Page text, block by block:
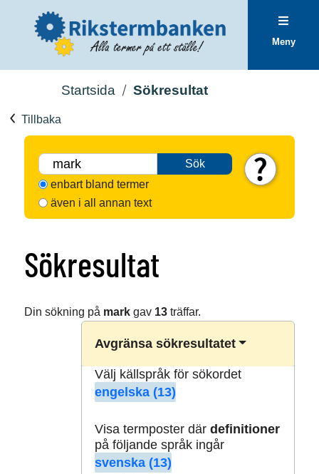
Meny
Startsida Sökresultat
Tillbaka
Sök
enbart bland termer
även i all annan text
Sökresultat
Din sökning på markgav 13träffar.
Avgränsa sökresultatet
Välj källspråk för sökordet
engelska (13)
Visa termposter där definitioner
på följande språk ingår
svenska (13)